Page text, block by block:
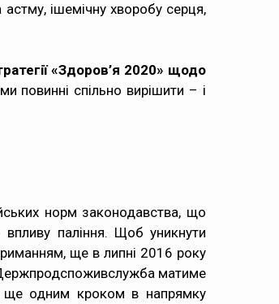
ішемічну хворобу серця,
«Здоров’я 2020» щодо
повинні спільно вирішити – і
норм законодавства, що
паління. Щоб уникнути
ще в липні 2016 року
Держпродспоживслужба матиме
ще одним кроком в напрямку